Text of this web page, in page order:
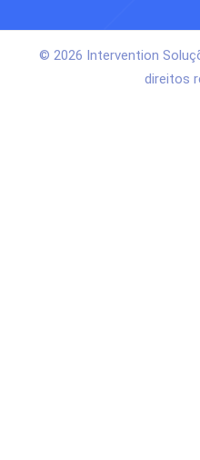
© 2026 Intervention
direitos